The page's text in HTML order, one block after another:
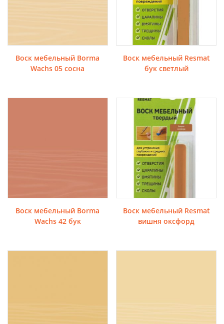
Воск мебельный Borma
Wachs 05 сосна
Воск мебельный Resmat
бук светлый
Воск мебельный Borma
Wachs 42 бук
Воск мебельный Resmat
вишня оксфорд